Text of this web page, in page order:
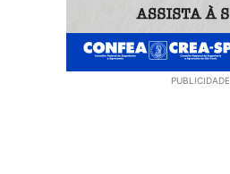
PUBLICIDADE